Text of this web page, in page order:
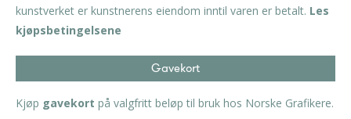
kunstverket er kunstnerens eiendom inntil varen er betalt. Les
kjøpsbetingelsene
Gavekort
Kjøp gavekort på valgfritt beløp til bruk hos Norske Grafikere.